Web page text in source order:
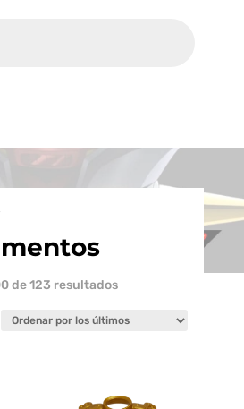
de 123 resultadosOrdenado